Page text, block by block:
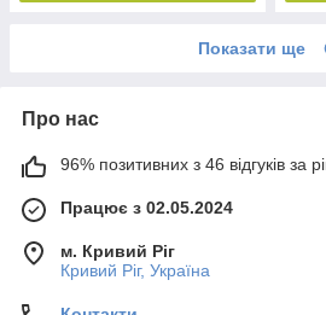
Показати ще
Про нас
96% позитивних з 46 відгуків за
Працює з 02.05.2024
м. Кривий Ріг
Кривий Ріг, Україна